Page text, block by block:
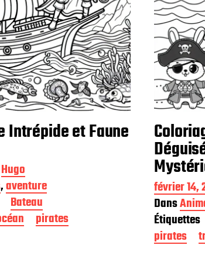
Intrépide et Faune
Hugo
,aventure
Bateau
pirates
D
a
t
e
d
e
février 14,
Dans
Étiquettes
pirates